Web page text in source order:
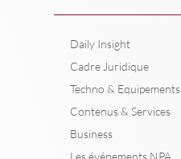
Daily Insight
Cadre Juridique
Techno & Equipements
Contenus & Services
Business